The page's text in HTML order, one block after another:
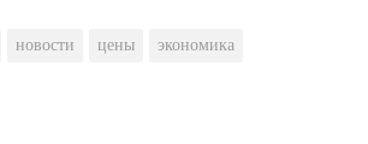
новости цены экономика